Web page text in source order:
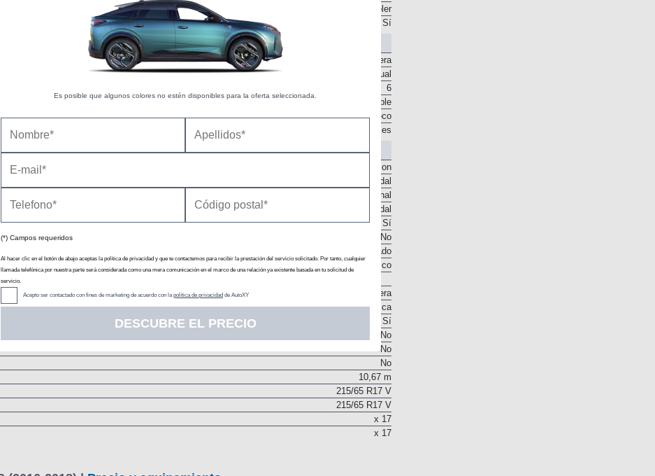
Es posible que algunos colores no estén disponibles para la oferta seleccionada.
(*) Campos requeridos
Al hacer clic en el botón de abajo aceptas la política de privacidad y que te contactemos para recibir la prestación del servicio solicitado. Por tanto, cualquier
llamada telefónica por nuestra parte será considerada como una mera comunicación en el marco de una relación ya existente basada en tu solicitud de
servicio.
Acepto ser contactado con fines de marketing de acuerdo con la política de privacidad de AutoXY
DESCUBRE EL PRECIO
Dos árboles de levas en la culata
Inyección directa. Turbo. Intercooler
Transmisión
Delantera
Manual
6
No disponible
Embrague monodisco en seco
Tipo McPherson
Resorte helicoidal
Rueda tirada con elemento torsional
Resorte helicoidal
Sí
No
Disco ventilado
Cremallera
Eléctrica
Sí
No
No
No
10,67 m
215/65 R17 V
215/65 R17 V
x 17